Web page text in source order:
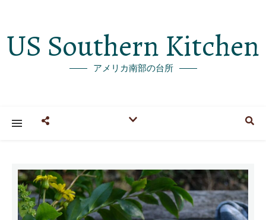
US Southern Kitchen
アメリカ南部の台所